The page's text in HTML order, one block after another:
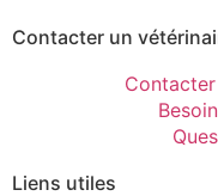
Contacter un
Liens utiles